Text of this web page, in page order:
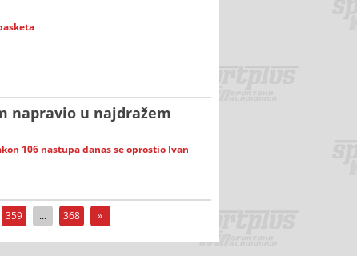
napravio u najdražem
106 nastupa danas se oprostio Ivan
359 ... 368 »